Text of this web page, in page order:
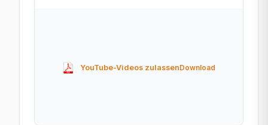
YouTube-Videos zulassen